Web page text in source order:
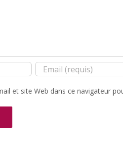
et site Web dans ce navigateur